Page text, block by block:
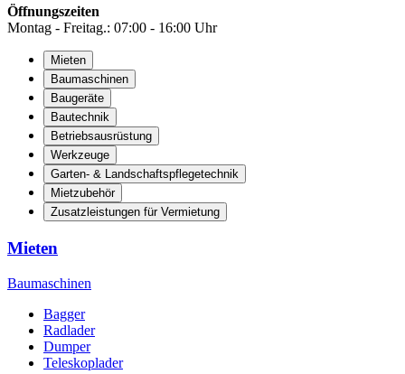
Öffnungszeiten
Montag - Freitag.: 07:00 - 16:00 Uhr
Mieten
Baumaschinen
Baugeräte
Bautechnik
Betriebsausrüstung
Werkzeuge
Garten- & Landschaftspflegetechnik
Mietzubehör
Zusatzleistungen für Vermietung
Mieten
Baumaschinen
Bagger
Radlader
Dumper
Teleskoplader